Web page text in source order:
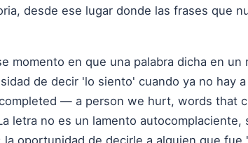
desde ese lugar donde las frases que
momento en que una palabra dicha en
de decir 'lo siento' cuando ya no hay
— a person we hurt, words that
letra no es un lamento